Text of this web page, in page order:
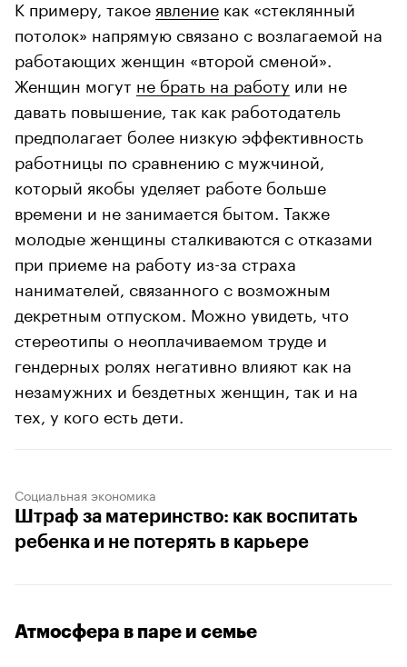
К примеру, такое явление как «стеклянный
потолок» напрямую связано с возлагаемой на
работающих женщин «второй сменой».
Женщин могут не брать на работу или не
давать повышение, так как работодатель
предполагает более низкую эффективность
работницы по сравнению с мужчиной,
который якобы уделяет работе больше
времени и не занимается бытом. Также
молодые женщины сталкиваются с отказами
при приеме на работу из-за страха
нанимателей, связанного с возможным
декретным отпуском. Можно увидеть, что
стереотипы о неоплачиваемом труде и
гендерных ролях негативно влияют как на
незамужних и бездетных женщин, так и на
тех, у кого есть дети.
Социальная экономика
Штраф за материнство: как воспитать
ребенка и не потерять в карьере
Атмосфера в паре и семье